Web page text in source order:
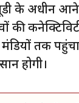
के
की
तक पहुंचाने
होगी।